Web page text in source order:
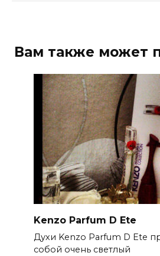
Вам также может
Kenzo Parfum D Ete
Духи Kenzo Parfum D Ete
собой очень светлый